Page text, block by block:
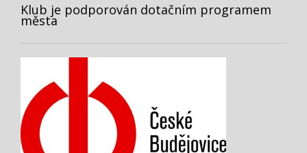
Klub je podporován dotačním programem
města